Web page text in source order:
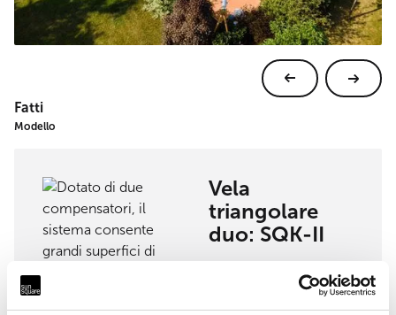
Fatti
Modello
Vela
triangolare
duo: SQK-II
Visualizza modello